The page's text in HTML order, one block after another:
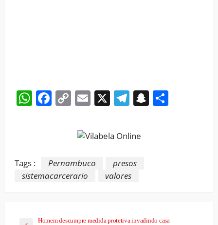
WhatsApp
Facebook
CopyEmail
X Telegram
Snapchat
Tags : Pernambuco
presos
sistemacarcerario
valores
Homem descumpre medida protetiva invadindo casa